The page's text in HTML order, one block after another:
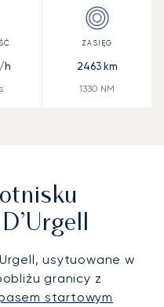
h 2463km
1330 NM
usytuowane w
granicy z
startowym